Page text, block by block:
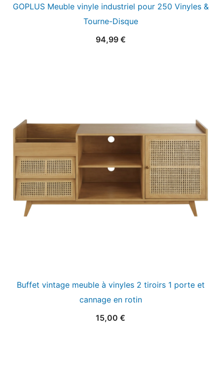
GOPLUS Meuble vinyle industriel pour 250 Vinyles &
Tourne-Disque
94,99 €
Buffet vintage meuble à vinyles 2 tiroirs 1 porte et
cannage en rotin
15,00 €